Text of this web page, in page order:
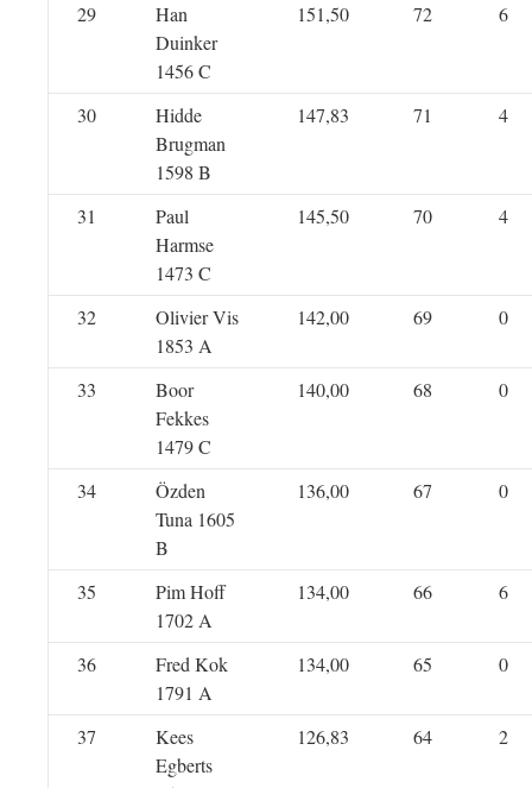
29
Han
Duinker
1456 C
151,50 72 6
30
Hidde
Brugman
1598 B
147,83 71 4
31
Paul
Harmse
1473 C
145,50 70 4
32
Olivier Vis
1853 A
142,00 69 0
33
Boor
Fekkes
1479 C
140,00 68 0
34
Özden
Tuna 1605
B
136,00 67 0
35
Pim Hoff
1702 A
134,00 66 6
36
Fred Kok
1791 A
134,00 65 0
37
Kees
Egberts
126,83 64 2